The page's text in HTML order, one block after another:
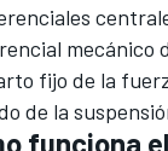
mecánico
fijo de la
de la
funciona